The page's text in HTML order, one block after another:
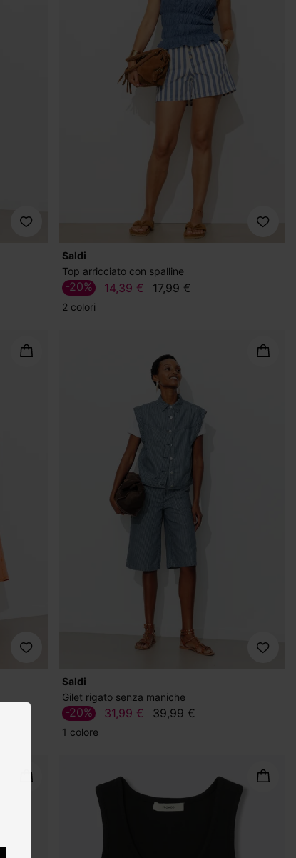
Saldi
Top arricciato con spalline
14,39 € 17,99 €
-20%
2 colori
Saldi
Gilet rigato senza maniche
31,99 € 39,99 €
-20%
1 colore